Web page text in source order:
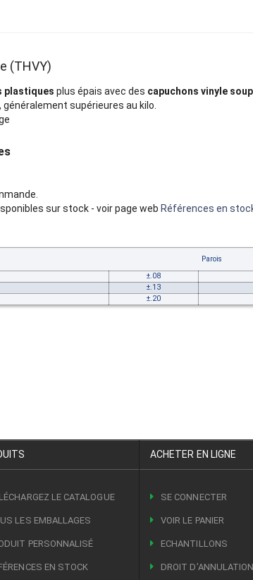
(THVY)
plastiques plus épais avec des capuchons vinyle
supérieures au kilo.
sur stock - voir page web Références en
Parois
±.08
±.13
±.20
LE CATALOGUE
LES EMBALLAGES
PERSONNALISÉ
EN STOCK
ACHETER EN LIGNE
SE CONNECTER
VOIR LE PANIER
ECHANTILLONS
DROIT DʼANNULATION